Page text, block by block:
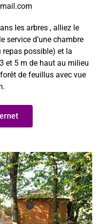
les arbres , alliez le
service d’une chambre
repas possible) et la
et 5 m de haut au milieu
de feuillus avec vue